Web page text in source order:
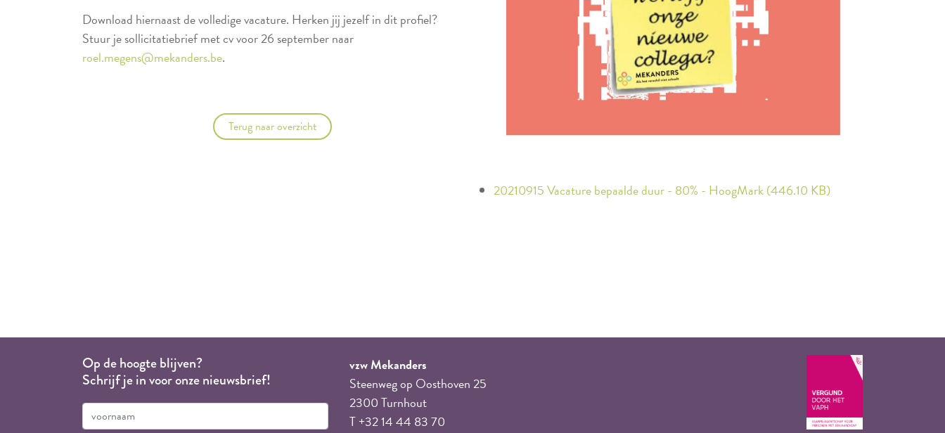
Download hiernaast de volledige vacature. Herken jij jezelf in dit profiel?
Stuur je sollicitatiebrief met cv voor 26 september naar
roel.megens@mekanders.be.
Terug naar overzicht
20210915 Vacature bepaalde duur - 80% - HoogMark (446.10 KB)
Op de hoogte blijven?
Schrijf je in voor onze nieuwsbrief!
vzw Mekanders
Steenweg op Oosthoven 25
2300 Turnhout
T +32 14 44 83 70